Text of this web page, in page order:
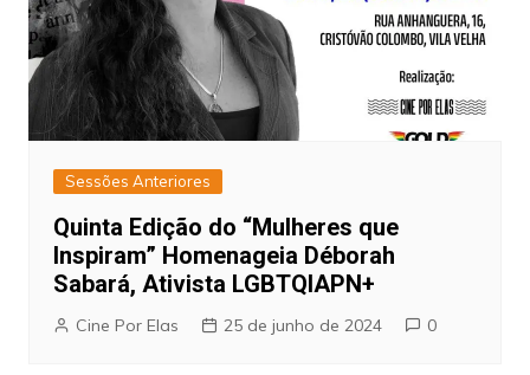
Sessões Anteriores
Quinta Edição do “Mulheres que
Inspiram” Homenageia Déborah
Sabará, Ativista LGBTQIAPN+
Cine Por Elas 25 de junho de 2024 0